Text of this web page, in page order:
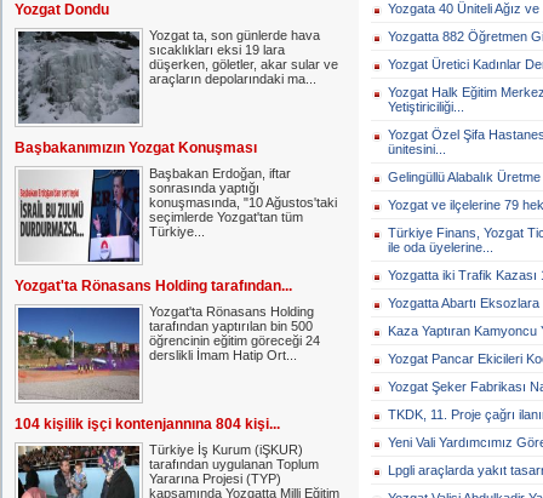
Yozgat Dondu
Yozgat ta, son günlerde hava
sıcaklıkları eksi 19 lara
düşerken, göletler, akar sular ve
araçların depolarındaki ma...
Başbakanımızın Yozgat Konuşması
Başbakan Erdoğan, iftar
sonrasında yaptığı
konuşmasında, "10 Ağustos'taki
seçimlerde Yozgat'tan tüm
Türkiye...
Yozgat'ta Rönasans Holding tarafından...
Yozgat'ta Rönasans Holding
tarafından yaptırılan bin 500
öğrencinin eğitim göreceği 24
derslikli İmam Hatip Ort...
104 kişilik işçi kontenjannına 804 kişi...
Türkiye İş Kurum (iŞKUR)
tarafından uygulanan Toplum
Yararına Projesi (TYP)
kapsamında Yozgatta Milli Eğitim
Yozgata 40 Üniteli Ağız
Yozgatta 882 Öğretmen
Yozgat Üretici Kadınlar
Yozgat Halk Eğitim
Yetiştiriciliği...
Yozgat Özel Şifa
ünitesini...
Gelingüllü Alabalık
Yozgat ve ilçelerine 79
Türkiye Finans, Yozgat
ile oda üyelerine...
Yozgatta iki Trafik Kazası
Yozgatta Abartı
Kaza Yaptıran Kamyoncu
Yozgat Pancar Ekicileri
Yozgat Şeker Fabrikası
TKDK, 11. Proje çağrı
Yeni Vali Yardımcımız
Lpgli araçlarda yakıt